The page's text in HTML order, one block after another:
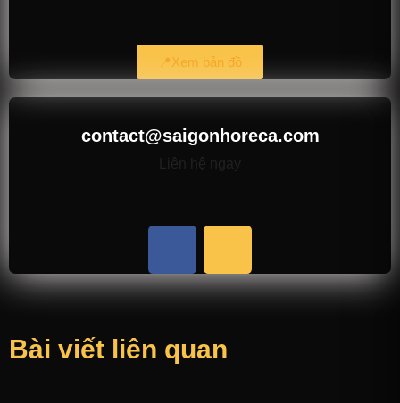
📍Xem bản đồ
contact@saigonhoreca.com
Liên hệ ngay
Bài viết liên quan